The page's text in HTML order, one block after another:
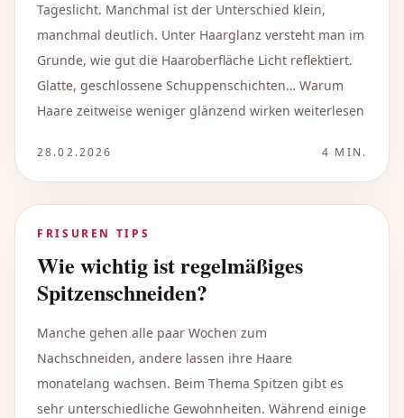
Tageslicht. Manchmal ist der Unterschied klein,
manchmal deutlich. Unter Haarglanz versteht man im
Grunde, wie gut die Haaroberfläche Licht reflektiert.
Glatte, geschlossene Schuppenschichten… Warum
Haare zeitweise weniger glänzend wirken weiterlesen
28.02.2026 4 MIN.
FRISUREN TIPS
Wie wichtig ist regelmäßiges
Spitzenschneiden?
Manche gehen alle paar Wochen zum
Nachschneiden, andere lassen ihre Haare
monatelang wachsen. Beim Thema Spitzen gibt es
sehr unterschiedliche Gewohnheiten. Während einige